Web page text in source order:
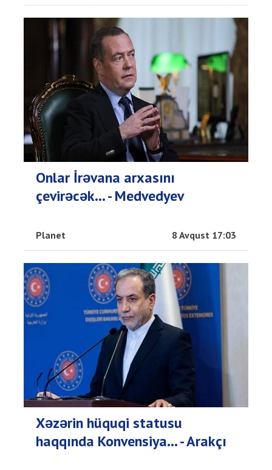
Onlar İrəvana arxasını
çevirəcək... - Medvedyev
Planet 8 Avqust 17:03
Xəzərin hüquqi statusu
haqqında Konvensiya... - Arakçı